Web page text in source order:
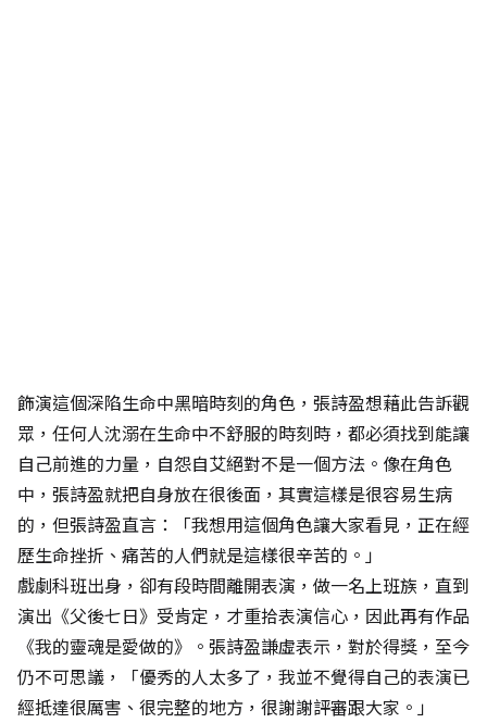
飾演這個深陷生命中黑暗時刻的角色，張詩盈想藉此告訴觀
眾，任何人沈溺在生命中不舒服的時刻時，都必須找到能讓
自己前進的力量，自怨自艾絕對不是一個方法。像在角色
中，張詩盈就把自身放在很後面，其實這樣是很容易生病
的，但張詩盈直言：「我想用這個角色讓大家看見，正在經
歷生命挫折、痛苦的人們就是這樣很辛苦的。」
戲劇科班出身，卻有段時間離開表演，做一名上班族，直到
演出《父後七日》受肯定，才重拾表演信心，因此再有作品
《我的靈魂是愛做的》。張詩盈謙虛表示，對於得獎，至今
仍不可思議，「優秀的人太多了，我並不覺得自己的表演已
經抵達很厲害、很完整的地方，很謝謝評審跟大家。」